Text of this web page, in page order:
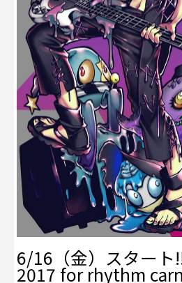
6/16（金）スタート
2017 for rhythm